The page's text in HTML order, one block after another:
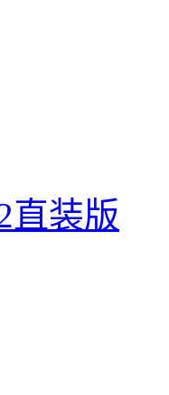
直装版